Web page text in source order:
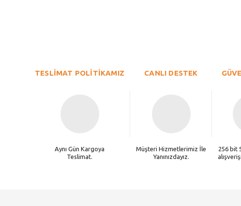
Ürün açıklamasında eksik bilgiler bulunuyor.
TESLİMAT POLİTİKAMIZ
Aynı Gün Kargoya
Teslimat.
CANLI DESTEK
Müşteri Hizmetlerimiz İle
Yanınızdayız.
256 bit